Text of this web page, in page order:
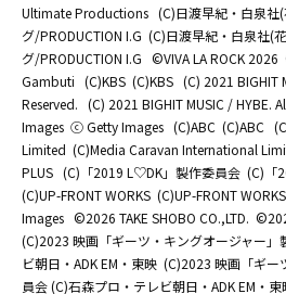
Ultimate Productions (C)日渡早紀・白泉社
グ/PRODUCTION I.G (C)日渡早紀・白泉社(
グ/PRODUCTION I.G ©️VIVA LA ROCK 2026
Gambuti (C)KBS (C)KBS (C) 2021 BIGHIT
Reserved. (C) 2021 BIGHIT MUSIC / HYBE.
Images ⓒ Getty Images (C)ABC (C)ABC
Limited (C)Media Caravan International
PLUS (C)「2019 L♡DK」製作委員会 (C)「
(C)UP-FRONT WORKS (C)UP-FRONT WORKS
Images ©2026 TAKE SHOBO CO.,LTD.
(C)2023 映画「ギーツ・キングオージャー」
ビ朝日・ADK EM・東映 (C)2023 映画「ギー
員会 (C)石森プロ・テレビ朝日・ADK EM・東